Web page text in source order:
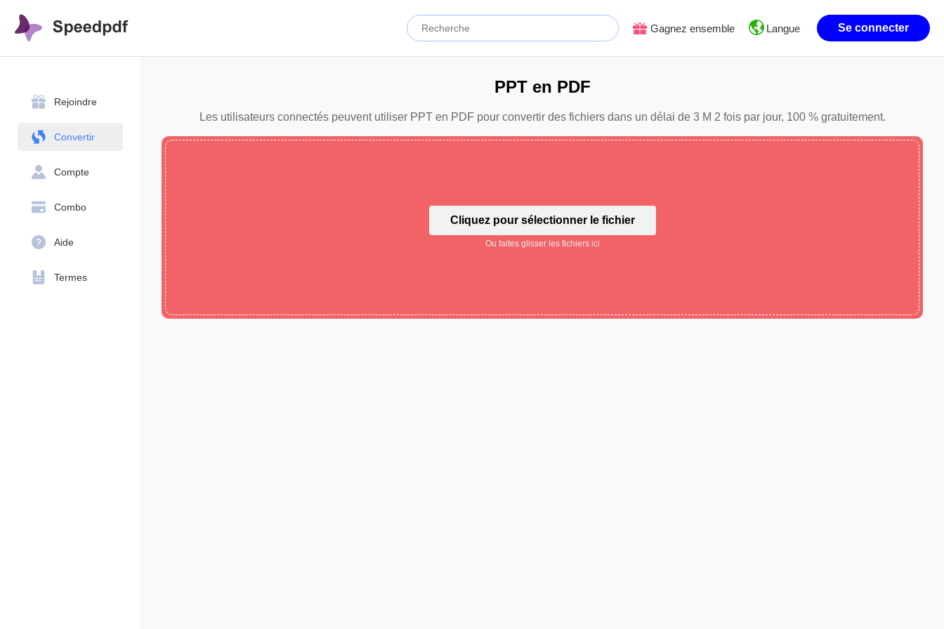
Gagnez ensemble Langue Se connecter
Rejoindre
Convertir
Compte
Combo
Aide
Termes
PPT en PDF
Les utilisateurs connectés peuvent utiliser PPT en PDF pour convertir des fichiers dans un délai de 3 M 2 fois par jour, 100 % gratuitement.
Cliquez pour sélectionner le fichier
Ou faites glisser les fichiers ici